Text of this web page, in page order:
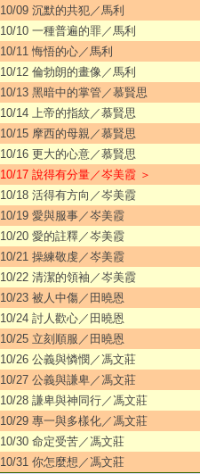
10/09 沉默的共犯／馬利
10/10 一種普遍的罪／馬利
10/11 悔悟的心／馬利
10/12 倫勃朗的畫像／馬利
10/13 黑暗中的掌管／慕賢思
10/14 上帝的指紋／慕賢思
10/15 摩西的母親／慕賢思
10/16 更大的心意／慕賢思
10/17 說得有分量／岑美霞 ＞
10/18 活得有方向／岑美霞
10/19 愛與服事／岑美霞
10/20 愛的註釋／岑美霞
10/21 操練敬虔／岑美霞
10/22 清潔的領袖／岑美霞
10/23 被人中傷／田曉恩
10/24 討人歡心／田曉恩
10/25 立刻順服／田曉恩
10/26 公義與憐憫／馮文莊
10/27 公義與謙卑／馮文莊
10/28 謙卑與神同行／馮文莊
10/29 專一與多樣化／馮文莊
10/30 命定受苦／馮文莊
10/31 你怎麼想／馮文莊